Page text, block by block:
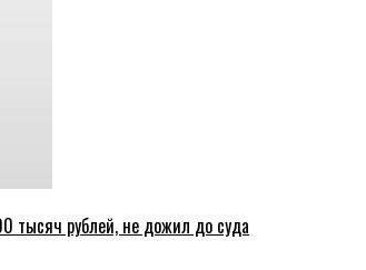
тысяч рублей, не дожил до суда